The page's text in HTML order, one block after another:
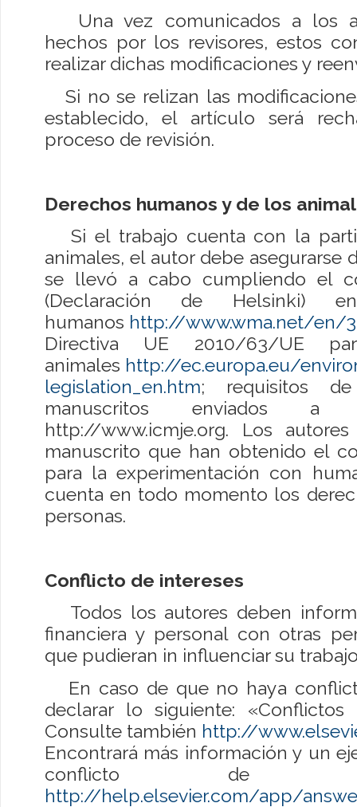
Una vez comunicados a los
hechos por los revisores, estos
realizar dichas modificaciones y
Si no se relizan las
establecido, el artículo será
proceso de revisión.
Derechos humanos y de los
Si el trabajo cuenta con la
animales, el autor debe asegurarse
se llevó a cabo cumpliendo el
(Declaración de Helsinki)
humanos http://www.wma.net/en/
Directiva UE 2010/63/UE
animales http://ec.europa.eu/
legislation_en.htm; requisitos
manuscritos enviados a
http://www.icmje.org. Los
manuscrito que han obtenido el
para la experimentación con
cuenta en todo momento los
personas.
Conflicto de intereses
Todos los autores deben
financiera y personal con otras
que pudieran in influenciar su
En caso de que no haya
declarar lo siguiente: «Conflictos
Consulte también http://
Encontrará más información y un
conflicto de
http://help.elsevier.com/app/